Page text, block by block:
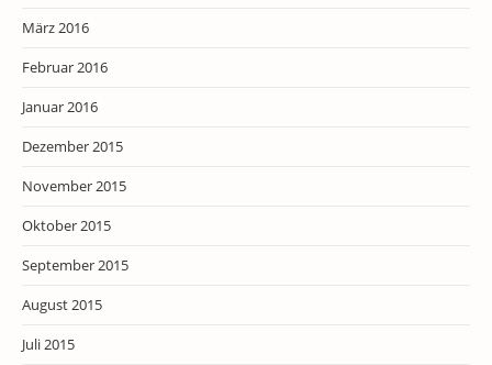
März 2016
Februar 2016
Januar 2016
Dezember 2015
November 2015
Oktober 2015
September 2015
August 2015
Juli 2015